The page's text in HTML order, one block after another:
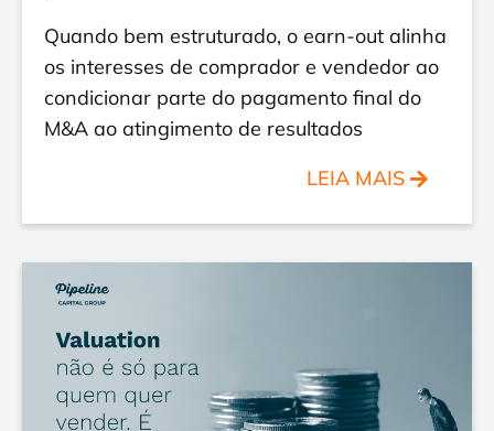
Quando bem estruturado, o earn-out alinha
os interesses de comprador e vendedor ao
condicionar parte do pagamento final do
M&A ao atingimento de resultados
LEIA MAIS